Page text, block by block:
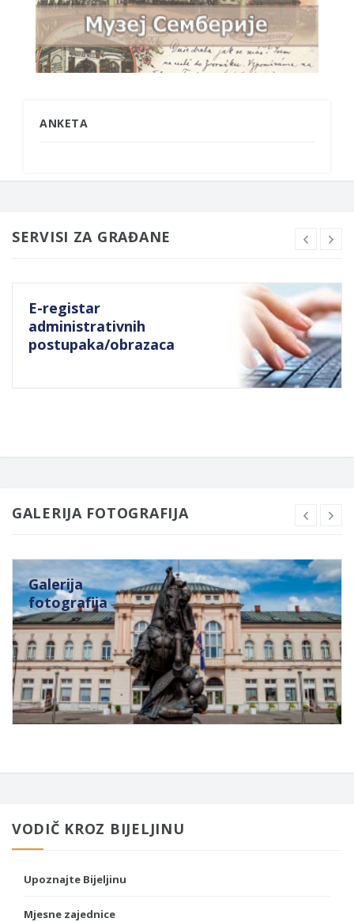
ANKETA
SERVISI ZA GRAĐANE
E-registar
administrativnih
postupaka/obrazaca
GALERIJA FOTOGRAFIJA
Galerija
fotografija
VODIČ KROZ BIJELJINU
Upoznajte Bijeljinu
Mjesne zajednice